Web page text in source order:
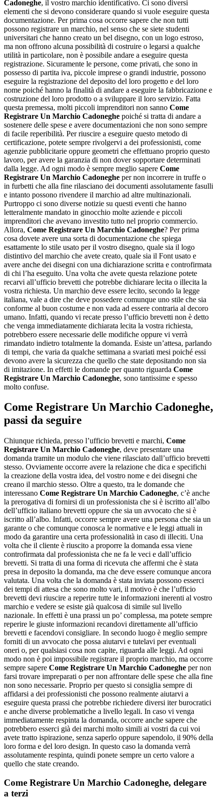
Cadoneghe, il vostro marchio identificativo. Ci sono diversi
elementi che si devono considerare quando si vuole eseguire questa
documentazione. Per prima cosa occorre sapere che non tutti
possono registrare un marchio, nel senso che se siete studenti
universitari che hanno creato un bel disegno, con un logo estroso,
ma non offrono alcuna possibilità di costruire o legarsi a qualche
utilità in particolare, non è possibile andare a eseguire questa
registrazione. Sicuramente le persone, come privati, che sono in
possesso di partita iva, piccole imprese o grandi industrie, possono
eseguire la registrazione del deposito del loro progetto e del loro
nome poiché hanno la finalità di andare a eseguire la fabbricazione e
costruzione del loro prodotto o a sviluppare il loro servizio. Fatta
questa premessa, molti piccoli imprenditori non sanno Come
Registrare Un Marchio Cadoneghe poiché si tratta di andare a
sostenere delle spese e avere documentazioni che non sono sempre
di facile reperibilità. Per riuscire a eseguire questo metodo di
certificazione, potete sempre rivolgervi a dei professionisti, come
agenzie pubblicitarie oppure geometri che effettuano proprio questo
lavoro, per avere la garanzia di non dover sopportare determinati
dalla legge. Ad ogni modo è sempre meglio sapere Come
Registrare Un Marchio Cadoneghe per non incorrere in truffe o
in furbetti che alla fine rilasciano dei documenti assolutamente fasulli
e intanto possono rivendere il marchio ad altre multinazionali.
Purtroppo ci sono diverse notizie su questi eventi che hanno
letteralmente mandato in ginocchio molte aziende e piccoli
imprenditori che avevano investito tutto nel proprio commercio.
Allora, Come Registrare Un Marchio Cadoneghe? Per prima
cosa dovete avere una sorta di documentazione che spiega
esattamente lo stile usato per il vostro disegno, quale sia il logo
distintivo del marchio che avete creato, quale sia il Font usato e
avere anche dei disegni con una dichiarazione scritta e controfirmata
di chi l’ha eseguito. Una volta che avete questa relazione potete
recarvi all’ufficio brevetti che potrebbe dichiarare lecita o illecita la
vostra richiesta. Un marchio deve essere lecito, secondo la legge
italiana, vale a dire che deve possedere comunque uno stile che sia
conforme al buon costume e non vada ad essere contraria al decoro
umano. Infatti, quando vi recate presso l’ufficio brevetti non è detto
che venga immediatamente dichiarata lecita la vostra richiesta,
potrebbero essere necessarie delle modifiche oppure vi verrà
rimandato indietro totalmente la domanda. Esiste un’attesa, parlando
di tempi, che varia da qualche settimana a svariati mesi poiché essi
devono avere la sicurezza che quello che state depositando non sia
di imitazione. In effetti le domande per quanto riguarda Come
Registrare Un Marchio Cadoneghe, sono tantissime e spesso
molto confuse.
Come Registrare Un Marchio Cadoneghe,
passi da seguire
Chiunque richieda, presso l’ufficio brevetti e marchi, Come
Registrare Un Marchio Cadoneghe, deve presentare una
domanda tramite un modulo che viene rilasciato dall’ufficio brevetti
stesso. Ovviamente occorre avere la relazione che dica e specifichi
la creazione della vostra idea, del vostro nome e dei disegni che
creano il marchio stesso. Oltre a questo, tra le domande che
interessano Come Registrare Un Marchio Cadoneghe, c’è anche
la prerogativa di fornirsi di un professionista che si è iscritto all’albo
dell’ufficio italiano brevetti oppure che sia un avvocato che si è
iscritto all’albo. Infatti, occorre sempre avere una persona che sia un
garante o che comunque conosca le normative e le leggi attuali in
modo da garantire una certa professionalità in caso di illeciti. Una
volta che il cliente è riuscito a proporre la domanda essa viene
controfirmata dal professionista che ne fa le veci e dall’ufficio
brevetti. Si tratta di una forma di ricevuta che affermi che è stata
presa in deposito la domanda, ma che deve essere comunque ancora
valutata. Una volta che la domanda è stata inviata possono esserci
dei tempi di attesa che sono molto vari, il motivo è che l’ufficio
brevetti devi riuscire a reperire tutte le informazioni inerenti al vostro
marchio e vedere se esiste già qualcosa di simile sul livello
nazionale. In effetti è una prassi un po’ complessa, ma potete sempre
reperire le giuste informazioni recandovi direttamente all’ufficio
brevetti e facendovi consigliare. In secondo luogo è meglio sempre
forniti di un avvocato che possa aiutarvi e tutelavi per eventuali
oneri o, per qualsiasi cosa non capite, riguarda alle leggi. Ad ogni
modo non è poi impossibile registrare il proprio marchio, ma occorre
sempre sapere Come Registrare Un Marchio Cadoneghe per non
farsi trovare impreparati o per non affrontare delle spese che alla fine
non sono necessarie. Proprio per questo si consiglia sempre di
affidarsi a dei professionisti che possono realmente aiutarvi a
eseguire questa prassi che potrebbe richiedere diversi iter burocratici
e anche diverse problematiche a livello legali. In caso vi venga
immediatamente respinta la domanda, occorre anche sapere che
potrebbero esserci già dei marchi molto simili ai vostri da cui voi
avete tratto ispirazione, senza saperlo oppure sapendolo, il 90% della
loro forma e del loro design. In questo caso la domanda verrà
assolutamente respinta, quindi ponete sempre un certo valore a
quello che state creando.
Come Registrare Un Marchio Cadoneghe, delegare
a terzi